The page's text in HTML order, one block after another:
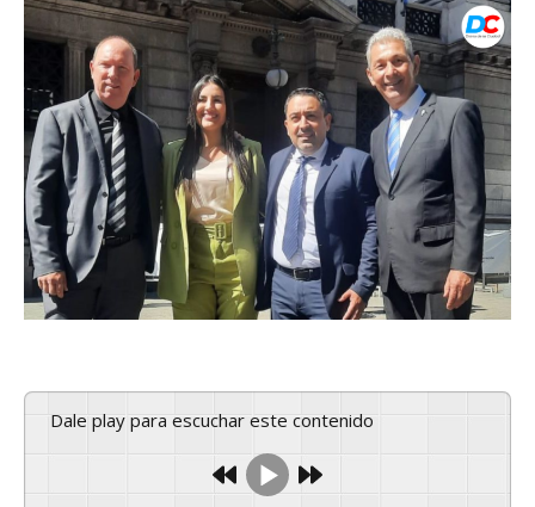
Dale play para escuchar este contenido